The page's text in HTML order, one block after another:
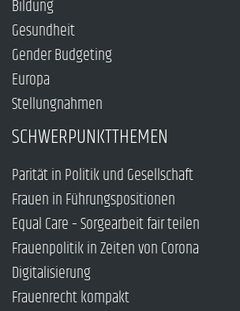
Bildung
Gesundheit
Gender Budgeting
Europa
Stellungnahmen
SCHWERPUNKTTHEMEN
Parität in Politik und Gesellschaft
Frauen in Führungspositionen
Equal Care – Sorgearbeit fair teilen
Frauenpolitik in Zeiten von Corona
Digitalisierung
Frauenrecht kompakt